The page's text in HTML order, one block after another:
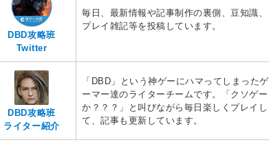
DBD攻略班
Twitter
毎日、最新情報や記事制作の裏側、豆知識、
プレイ雑記等を投稿しています。
DBD攻略班
ライター紹介
「DBD」という神ゲーにハマってしまったゲ
ーマー達のライターチームです。「クソゲー
か？？？」と叫びながら毎日楽しくプレイし
て、記事も更新しています。